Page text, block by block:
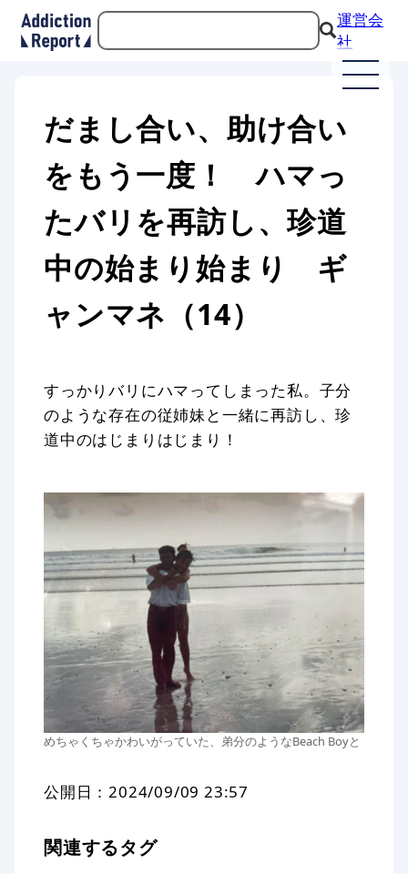
運営会
社
だまし合い、助け合い
をもう一度！ ハマっ
たバリを再訪し、珍道
中の始まり始まり ギ
ャンマネ（14）
すっかりバリにハマってしまった私。子分
のような存在の従姉妹と一緒に再訪し、珍
道中のはじまりはじまり！
めちゃくちゃかわいがっていた、弟分のようなBeach Boyと
公開日：2024/09/09 23:57
関連するタグ